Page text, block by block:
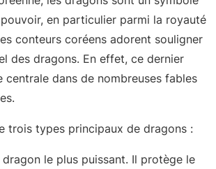
en particulier parmi la royauté
conteurs coréens adorent souligner
des dragons. En effet, ce dernier
centrale dans de nombreuses fables
trois types principaux de dragons :
dragon le plus puissant. Il protège le